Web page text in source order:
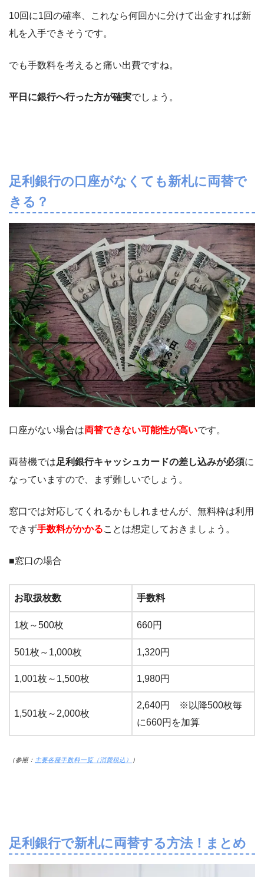
10回に1回の確率、これなら何回かに分けて出金すれば新
札を入手できそうです。
でも手数料を考えると痛い出費ですね。
平日に銀行へ行った方が確実でしょう。
足利銀行の口座がなくても新札に両替で
きる？
口座がない場合は両替できない可能性が高いです。
両替機では足利銀行キャッシュカードの差し込みが必須に
なっていますので、まず難しいでしょう。
窓口では対応してくれるかもしれませんが、無料枠は利用
できず手数料がかかることは想定しておきましょう。
■窓口の場合
お取扱枚数 手数料
1枚～500枚 660円
501枚～1,000枚 1,320円
1,001枚～1,500枚 1,980円
1,501枚～2,000枚
2,640円 ※以降500枚毎
に660円を加算
（参照： 主要各種手数料一覧（消費税込） ）
足利銀行で新札に両替する方法！まとめ